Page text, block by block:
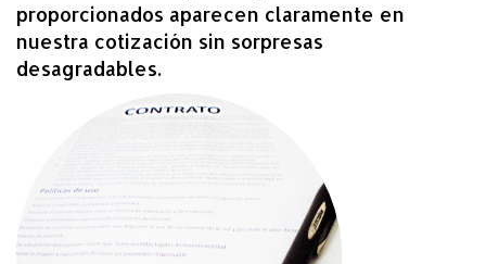
proporcionados aparecen claramente en
nuestra cotización sin sorpresas
desagradables.